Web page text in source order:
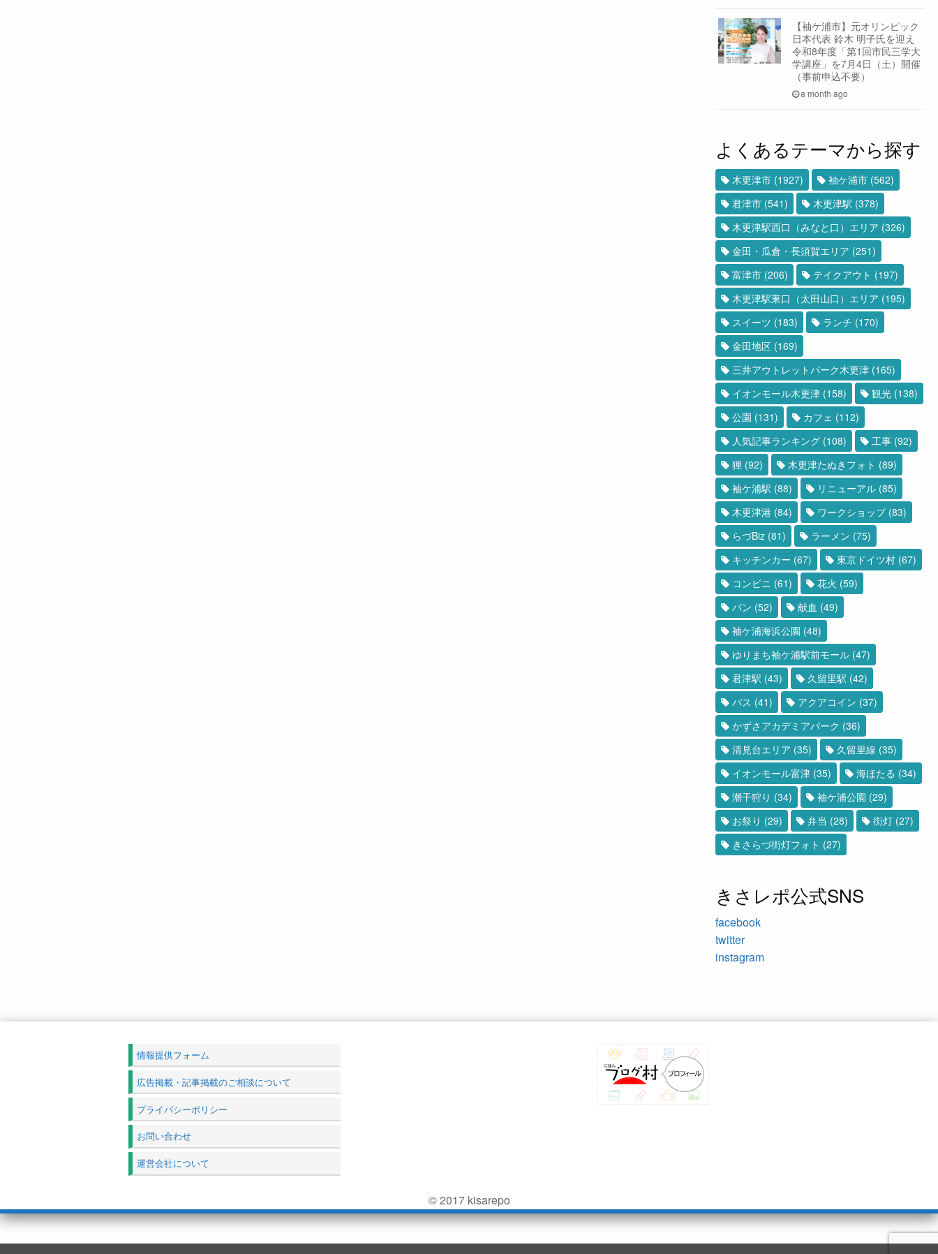
【袖ケ浦市】元オリンピック
日本代表 鈴木 明子氏を迎え
令和8年度「第1回市民三学大
学講座」を7月4日（土）開催
（事前申込不要）
a month ago
よくあるテーマから探す
木更津市(1927) 袖ケ浦市(562)
君津市(541) 木更津駅 (378)
木更津駅西口（みなと口）エリア (326)
金田・瓜倉・長須賀エリア (251)
富津市(206) テイクアウト (197)
木更津駅東口（太田山口）エリア (195)
スイーツ (183) ランチ (170)
金田地区(169)
三井アウトレットパーク木更津(165)
イオンモール木更津(158) 観光(138)
公園 (131) カフェ (112)
人気記事ランキング(108) 工事(92)
狸 (92) 木更津たぬきフォト (89)
袖ケ浦駅 (88) リニューアル(85)
木更津港(84) ワークショップ(83)
らづBiz(81) ラーメン (75)
キッチンカー (67) 東京ドイツ村(67)
コンビニ (61) 花火 (59)
パン (52) 献血 (49)
袖ケ浦海浜公園 (48)
ゆりまち袖ケ浦駅前モール(47)
君津駅 (43) 久留里駅 (42)
バス (41) アクアコイン (37)
かずさアカデミアパーク (36)
清見台エリア (35) 久留里線 (35)
イオンモール富津(35) 海ほたる (34)
潮干狩り (34) 袖ケ浦公園 (29)
お祭り (29) 弁当 (28) 街灯(27)
きさらづ街灯フォト (27)
きさレポ公式SNS
facebook
twitter
instagram
情報提供フォーム
広告掲載・記事掲載のご相談について
プライバシーポリシー
お問い合わせ
運営会社について
© 2017 kisarepo